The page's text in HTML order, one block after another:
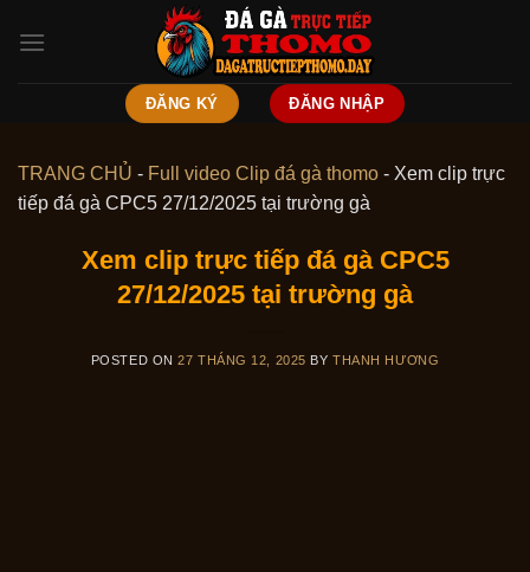
ĐĂNG KÝ ĐĂNG NHẬP
TRANG CHỦ - Full video Clip đá gà thomo - Xem clip trực
tiếp đá gà CPC5 27/12/2025 tại trường gà
Xem clip trực tiếp đá gà CPC5
27/12/2025 tại trường gà
POSTED ON27 THÁNG 12, 2025 BYTHANH HƯƠNG